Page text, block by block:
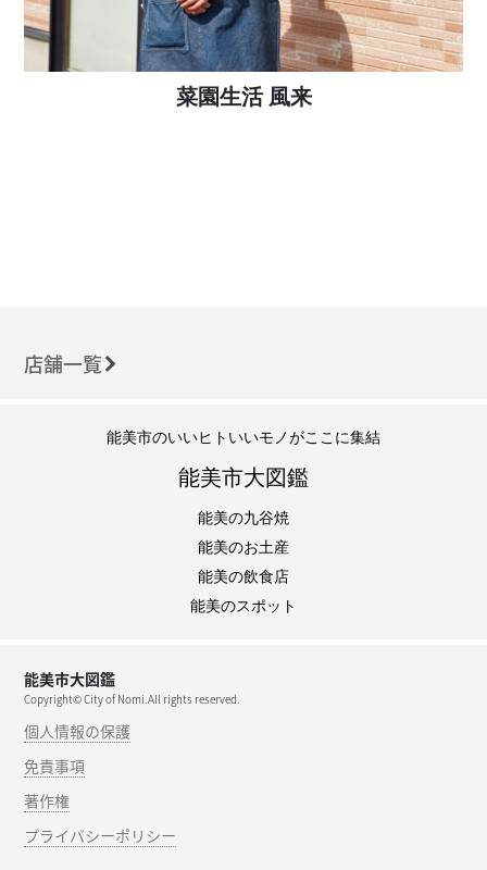
菜園生活 風来
店舗一覧
能美市のいいヒトいいモノがここに集結
能美市大図鑑
能美の九谷焼
能美のお土産
能美の飲食店
能美のスポット
能美市大図鑑
Copyright© City of Nomi.All rights reserved.
個人情報の保護
免責事項
著作権
プライバシーポリシー